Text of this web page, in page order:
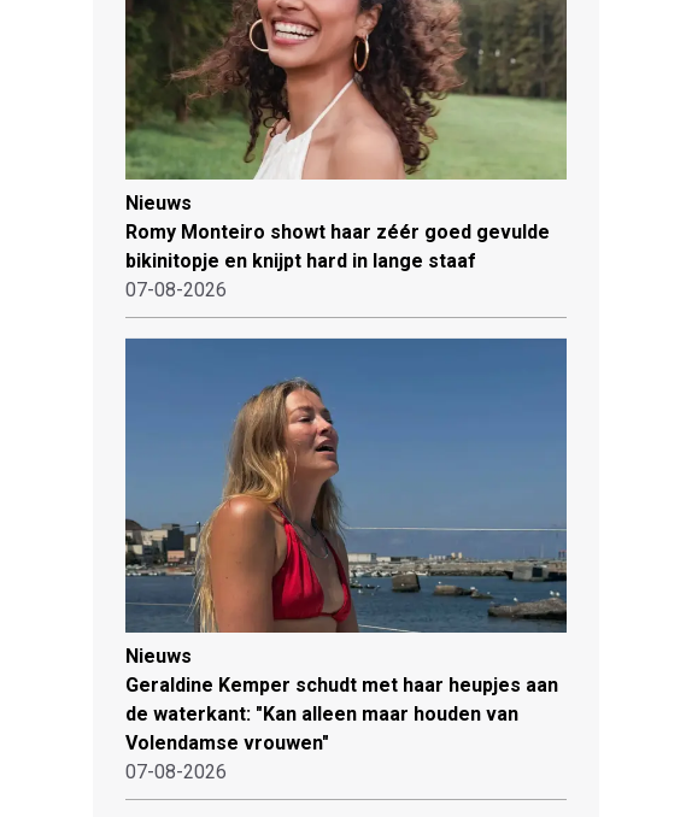
Nieuws
Romy Monteiro showt haar zéér goed gevulde
bikinitopje en knijpt hard in lange staaf
07-08-2026
Nieuws
Geraldine Kemper schudt met haar heupjes aan
de waterkant: "Kan alleen maar houden van
Volendamse vrouwen"
07-08-2026